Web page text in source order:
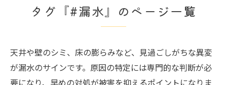
タグ『#漏水』のページ一覧
天井や壁のシミ、床の膨らみなど、見過ごしがちな異変
が漏水のサインです。原因の特定には専門的な判断が必
要になり、早めの対処が被害を抑えるポイントになりま